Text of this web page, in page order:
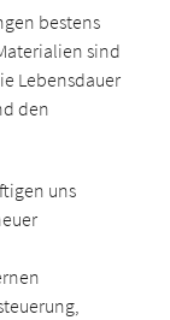
bestens
sind
Lebensdauer
den
uns